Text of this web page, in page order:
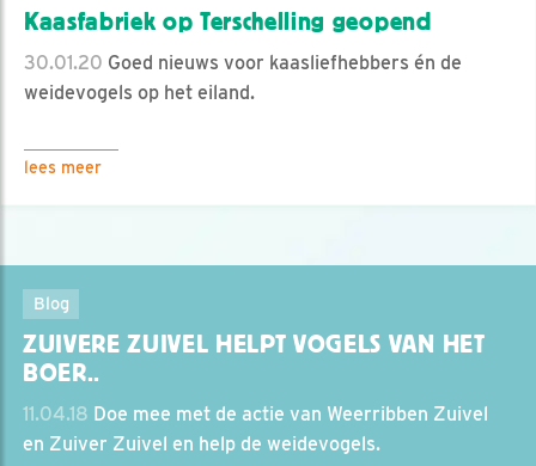
Kaasfabriek op Terschelling geopend
30.01.20 Goed nieuws voor kaasliefhebbers én de
weidevogels op het eiland.
lees meer
Blog
ZUIVERE ZUIVEL HELPT VOGELS VAN HET
BOER..
11.04.18 Doe mee met de actie van Weerribben Zuivel
en Zuiver Zuivel en help de weidevogels.